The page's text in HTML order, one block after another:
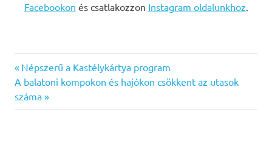
Facebookon és csatlakozzon Instagram oldalunkhoz.
Bejegyzés
navigáció
Previous
Post:
Népszerű a Kastélykártya program
Next
Post:
A balatoni kompokon és hajókon csökkent az utasok
száma